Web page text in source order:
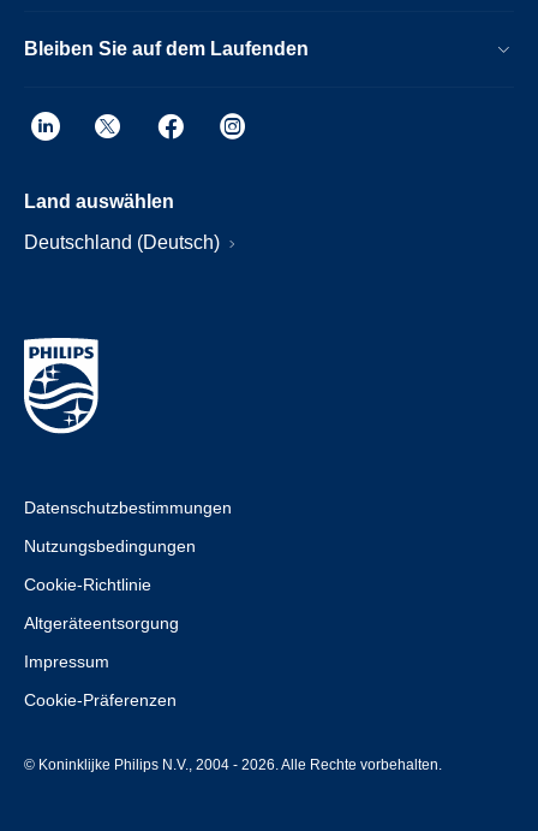
Bleiben Sie auf dem Laufenden
Land auswählen
Deutschland (Deutsch)
Datenschutzbestimmungen
Nutzungsbedingungen
Cookie-Richtlinie
Altgeräteentsorgung
Impressum
Cookie-Präferenzen
© Koninklijke Philips N.V., 2004 - 2026. Alle Rechte vorbehalten.